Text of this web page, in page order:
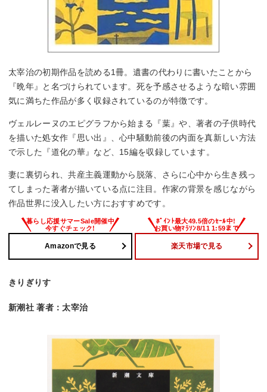
太宰治の初期作品を読める1冊。遺書の代わりに書いたことから
『晩年』と名づけられています。死を予感させるような暗い雰囲
気に満ちた作品が多く収録されているのが特徴です。
ヴェルレーヌのエピグラフから始まる『葉』や、著者の子供時代
を描いた処女作『思い出』、心中騒動前後の内面を真新しい方法
で示した『道化の華』など、15編を収録しています。
妻に裏切られ、共産主義運動から脱落、さらに心中から生き残っ
てしまった著者が描いている点に注目。作家の背景を感じながら
作品世界に没入したい方におすすめです。
Amazonで見る 楽天市場で見る
きりぎりす
新潮社 著者：太宰治